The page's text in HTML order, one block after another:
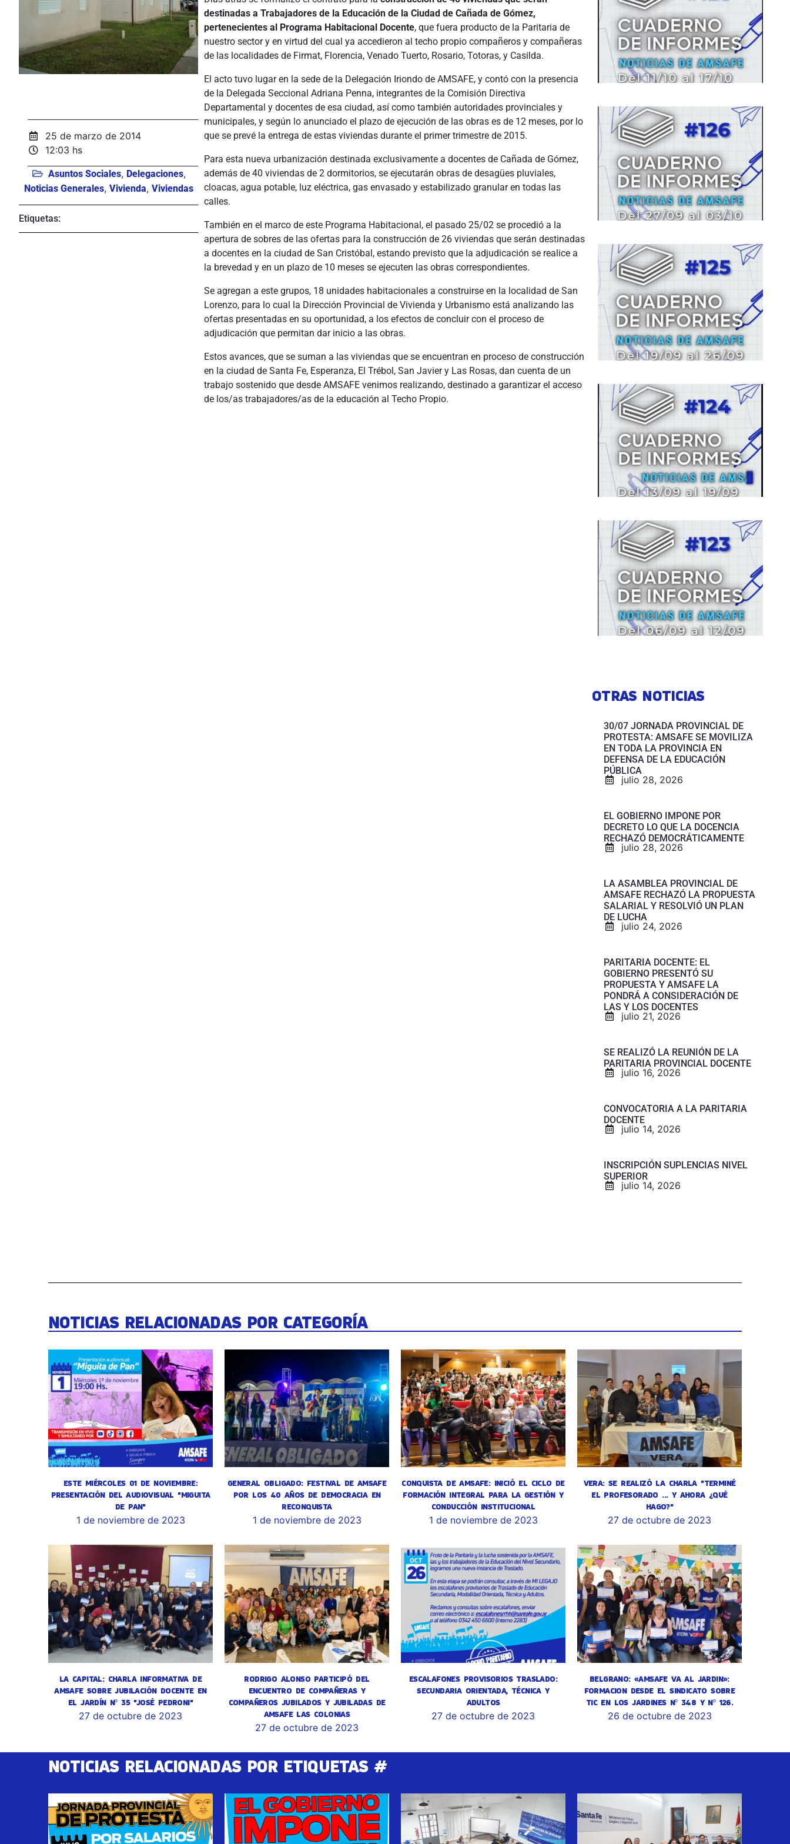
25 de marzo de 2014
12:03 hs
Asuntos Sociales, Delegaciones,
Noticias Generales, Vivienda, Viviendas
Etiquetas:
destinadas a Trabajadores de la Educación de la Ciudad de Cañada de Gómez,
pertenecientes al Programa Habitacional Docente, que fuera producto de la Paritaria de
nuestro sector y en virtud del cual ya accedieron al techo propio compañeros y compañeras
de las localidades de Firmat, Florencia, Venado Tuerto, Rosario, Totoras, y Casilda.
El acto tuvo lugar en la sede de la Delegación Iriondo de AMSAFE, y contó con la presencia
de la Delegada Seccional Adriana Penna, integrantes de la Comisión Directiva
Departamental y docentes de esa ciudad, así como también autoridades provinciales y
municipales, y según lo anunciado el plazo de ejecución de las obras es de 12 meses, por lo
que se prevé la entrega de estas viviendas durante el primer trimestre de 2015.
Para esta nueva urbanización destinada exclusivamente a docentes de Cañada de Gómez,
además de 40 viviendas de 2 dormitorios, se ejecutarán obras de desagües pluviales,
cloacas, agua potable, luz eléctrica, gas envasado y estabilizado granular en todas las
calles.
También en el marco de este Programa Habitacional, el pasado 25/02 se procedió a la
apertura de sobres de las ofertas para la construcción de 26 viviendas que serán destinadas
a docentes en la ciudad de San Cristóbal, estando previsto que la adjudicación se realice a
la brevedad y en un plazo de 10 meses se ejecuten las obras correspondientes.
Se agregan a este grupos, 18 unidades habitacionales a construirse en la localidad de San
Lorenzo, para lo cual la Dirección Provincial de Vivienda y Urbanismo está analizando las
ofertas presentadas en su oportunidad, a los efectos de concluir con el proceso de
adjudicación que permitan dar inicio a las obras.
Estos avances, que se suman a las viviendas que se encuentran en proceso de construcción
en la ciudad de Santa Fe, Esperanza, El Trébol, San Javier y Las Rosas, dan cuenta de un
trabajo sostenido que desde AMSAFE venimos realizando, destinado a garantizar el acceso
de los/as trabajadores/as de la educación al Techo Propio.
OTRAS NOTICIAS
30/07 JORNADA PROVINCIAL DE
PROTESTA: AMSAFE SE MOVILIZA
EN TODA LA PROVINCIA EN
DEFENSA DE LA EDUCACIÓN
PÚBLICA
julio 28, 2026
EL GOBIERNO IMPONE POR
DECRETO LO QUE LA DOCENCIA
RECHAZÓ DEMOCRÁTICAMENTE
julio 28, 2026
LA ASAMBLEA PROVINCIAL DE
AMSAFE RECHAZÓ LA PROPUESTA
SALARIAL Y RESOLVIÓ UN PLAN
DE LUCHA
julio 24, 2026
PARITARIA DOCENTE: EL
GOBIERNO PRESENTÓ SU
PROPUESTA Y AMSAFE LA
PONDRÁ A CONSIDERACIÓN DE
LAS Y LOS DOCENTES
julio 21, 2026
SE REALIZÓ LA REUNIÓN DE LA
PARITARIA PROVINCIAL DOCENTE
julio 16, 2026
CONVOCATORIA A LA PARITARIA
DOCENTE
julio 14, 2026
INSCRIPCIÓN SUPLENCIAS NIVEL
SUPERIOR
julio 14, 2026
NOTICIAS RELACIONADAS POR CATEGORÍA
ESTE MIÉRCOLES 01 DE NOVIEMBRE:
PRESENTACIÓN DEL AUDIOVISUAL "MIGUITA
DE PAN"
1 de noviembre de 2023
GENERAL OBLIGADO: FESTIVAL DE AMSAFE
POR LOS 40 AÑOS DE DEMOCRACIA EN
RECONQUISTA
1 de noviembre de 2023
CONQUISTA DE AMSAFE: INICIÓ EL CICLO DE
FORMACIÓN INTEGRAL PARA LA GESTIÓN Y
CONDUCCIÓN INSTITUCIONAL
1 de noviembre de 2023
VERA: SE REALIZÓ LA CHARLA "TERMINÉ
EL PROFESORADO ... Y AHORA ¿QUÉ
HAGO?"
27 de octubre de 2023
LA CAPITAL: CHARLA INFORMATIVA DE
AMSAFE SOBRE JUBILACIÓN DOCENTE EN
EL JARDÍN Nº 35 "JOSÉ PEDRONI"
27 de octubre de 2023
RODRIGO ALONSO PARTICIPÓ DEL
ENCUENTRO DE COMPAÑERAS Y
COMPAÑEROS JUBILADOS Y JUBILADAS DE
AMSAFE LAS COLONIAS
27 de octubre de 2023
ESCALAFONES PROVISORIOS TRASLADO:
SECUNDARIA ORIENTADA, TÉCNICA Y
ADULTOS
27 de octubre de 2023
BELGRANO: «AMSAFE VA AL JARDIN»:
FORMACION DESDE EL SINDICATO SOBRE
TIC EN LOS JARDINES Nº 348 Y Nº 126.
26 de octubre de 2023
NOTICIAS RELACIONADAS POR ETIQUETAS #